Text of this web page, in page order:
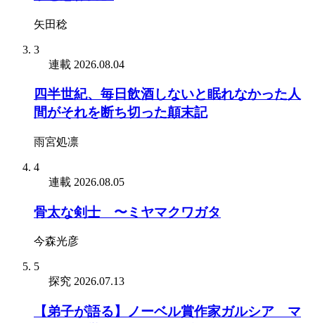
矢田稔
3
連載 2026.08.04
四半世紀、毎日飲酒しないと眠れなかった人
間がそれを断ち切った顛末記
雨宮処凛
4
連載 2026.08.05
骨太な剣士 〜ミヤマクワガタ
今森光彦
5
探究 2026.07.13
【弟子が語る】ノーベル賞作家ガルシア゠マ